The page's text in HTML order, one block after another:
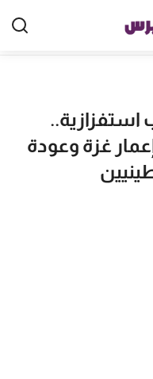
استفزازية..
غزة وعودة